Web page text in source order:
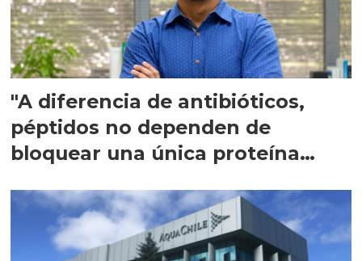
"A diferencia de antibióticos,
péptidos no dependen de
bloquear una única proteína